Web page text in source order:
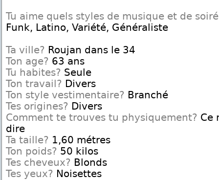
Tu aime quels styles de musique et de
Funk, Latino, Variété, Généraliste
Ta ville? Roujan dans le 34
Ton age? 63 ans
Tu habites? Seule
Ton travail? Divers
Ton style vestimentaire? Branché
Tes origines? Divers
Comment te trouves tu physiquement? Ce
dire
Ta taille? 1,60 métres
Ton poids? 50 kilos
Tes cheveux? Blonds
Tes yeux? Noisettes